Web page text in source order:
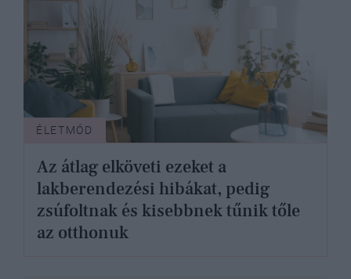
ÉLETMÓD
Az átlag elköveti ezeket a
lakberendezési hibákat, pedig
zsúfoltnak és kisebbnek tűnik tőle
az otthonuk